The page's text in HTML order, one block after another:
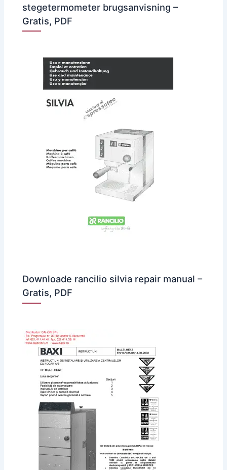
stegetermometer brugsanvisning –
Gratis, PDF
Downloade rancilio silvia repair manual –
Gratis, PDF